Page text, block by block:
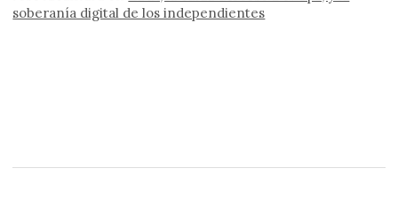
soberanía digital de los independientes